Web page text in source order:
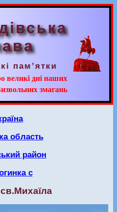
пам’ятки
великі дні наших
змагань
область
район
с